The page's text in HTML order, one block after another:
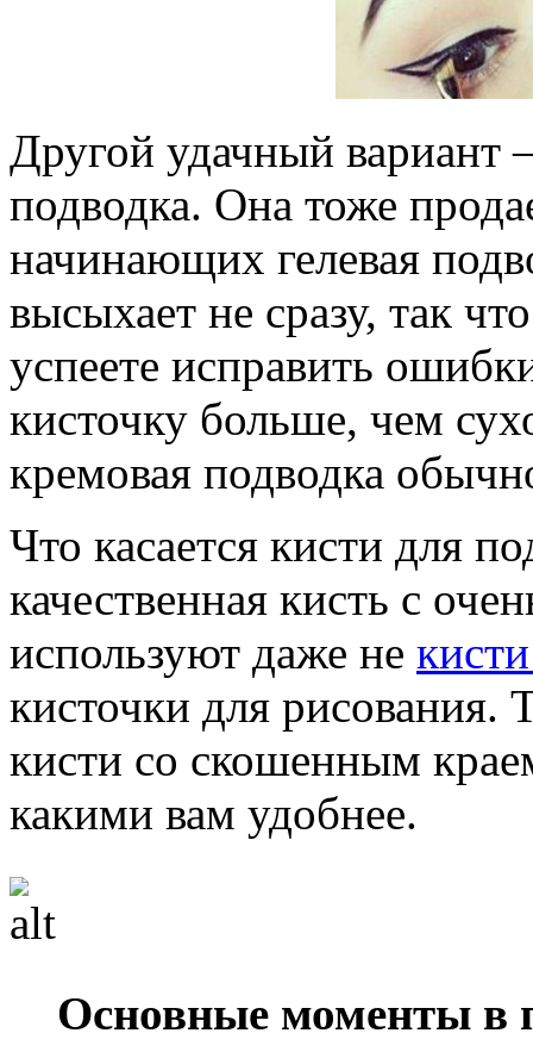
Другой удачный вариант
подводка. Она тоже
начинающих гелевая
высыхает не сразу, так
успеете исправить
кисточку больше, чем
кремовая подводка
Что касается кисти для
качественная кисть с
используют даже не
кисточки для рисования.
кисти со скошенным
какими вам удобнее.
Основные моменты в